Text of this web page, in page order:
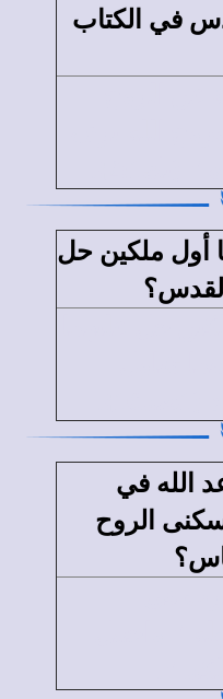
في الكتاب
أول ملكين حل
الله في
الروح